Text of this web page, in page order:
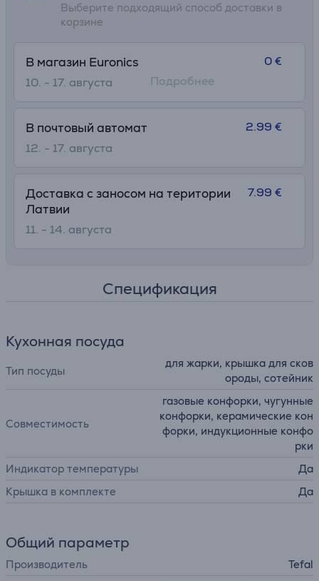
• Съемная ручка: 3-ступенчатая система фиксации
выдерживает вес до 10 кг
дольше, чем стандартное покрытие Tefal Titanium, и
способно выдержать даже самое интенсивное
приготовление еды
достигает идеальной температуры для начала
приготовления, гарантируя превосходную текстуру,
цвет и вкус
• Thermo-Fusion™+ гарантирует быстрый нагрев и
равномерное распределение тепла по всей посуде для
правильного приготовления каждого блюда
Выберите подходящий способ доставки в
корзине
В магазин Euronics
10. - 17. августа
0 €
Подробнее
В почтовый автомат
12. - 17. августа
2.99 €
Доставка с заносом на територии
Латвии
11. - 14. августа
7.99 €
Спецификация
Кухонная посуда
Тип посуды
для жарки, крышка для сков
ороды, сотейник
Совместимость
газовые конфорки, чугунные
конфорки, керамические кон
форки, индукционные конфо
рки
Индикатор температуры
Да
Крышка в комплекте
Да
Общий параметр
Производитель Tefal